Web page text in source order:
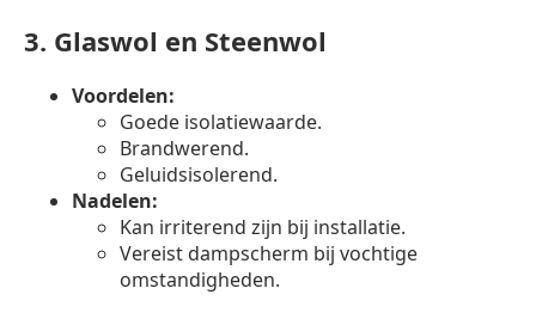
3. Glaswol en Steenwol
Voordelen:
Goede isolatiewaarde.
Brandwerend.
Geluidsisolerend.
Nadelen:
Kan irriterend zijn bij installatie.
Vereist dampscherm bij vochtige
omstandigheden.